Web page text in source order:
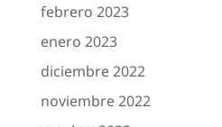
febrero 2023
enero 2023
diciembre 2022
noviembre 2022